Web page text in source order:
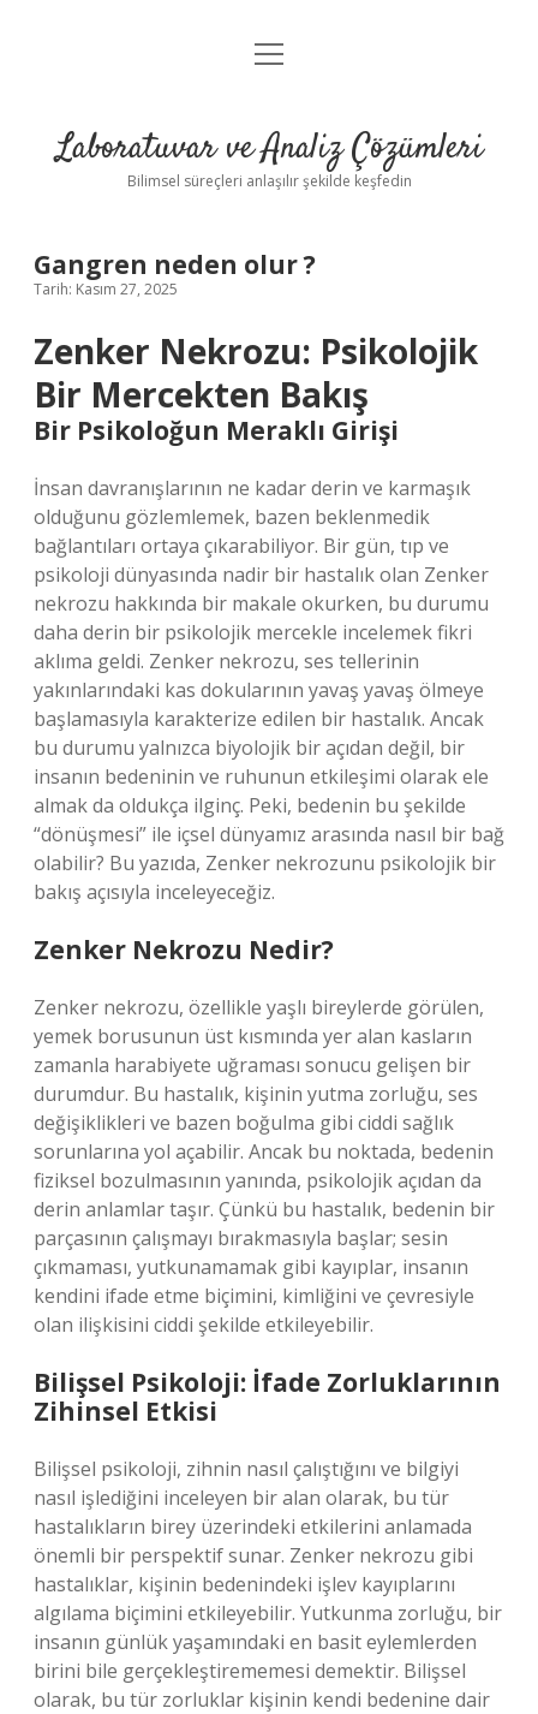
Anasayfa
Yasal Uyarı
menüyü
Laboratuvar ve Analiz Çözümleri
Bilimsel süreçleri anlaşılır şekilde keşfedin
Gangren neden olur ?
Tarih: Kasım 27, 2025
Zenker Nekrozu: Psikolojik
Bir Mercekten Bakış
Bir Psikoloğun Meraklı Girişi
İnsan davranışlarının ne kadar derin ve karmaşık
olduğunu gözlemlemek, bazen beklenmedik
bağlantıları ortaya çıkarabiliyor. Bir gün, tıp ve
psikoloji dünyasında nadir bir hastalık olan Zenker
nekrozu hakkında bir makale okurken, bu durumu
daha derin bir psikolojik mercekle incelemek fikri
aklıma geldi. Zenker nekrozu, ses tellerinin
yakınlarındaki kas dokularının yavaş yavaş ölmeye
başlamasıyla karakterize edilen bir hastalık. Ancak
bu durumu yalnızca biyolojik bir açıdan değil, bir
insanın bedeninin ve ruhunun etkileşimi olarak ele
almak da oldukça ilginç. Peki, bedenin bu şekilde
“dönüşmesi” ile içsel dünyamız arasında nasıl bir bağ
olabilir? Bu yazıda, Zenker nekrozunu psikolojik bir
bakış açısıyla inceleyeceğiz.
Zenker Nekrozu Nedir?
Zenker nekrozu, özellikle yaşlı bireylerde görülen,
yemek borusunun üst kısmında yer alan kasların
zamanla harabiyete uğraması sonucu gelişen bir
durumdur. Bu hastalık, kişinin yutma zorluğu, ses
değişiklikleri ve bazen boğulma gibi ciddi sağlık
sorunlarına yol açabilir. Ancak bu noktada, bedenin
fiziksel bozulmasının yanında, psikolojik açıdan da
derin anlamlar taşır. Çünkü bu hastalık, bedenin bir
parçasının çalışmayı bırakmasıyla başlar; sesin
çıkmaması, yutkunamamak gibi kayıplar, insanın
kendini ifade etme biçimini, kimliğini ve çevresiyle
olan ilişkisini ciddi şekilde etkileyebilir.
Bilişsel Psikoloji: İfade Zorluklarının
Zihinsel Etkisi
Bilişsel psikoloji, zihnin nasıl çalıştığını ve bilgiyi
nasıl işlediğini inceleyen bir alan olarak, bu tür
hastalıkların birey üzerindeki etkilerini anlamada
önemli bir perspektif sunar. Zenker nekrozu gibi
hastalıklar, kişinin bedenindeki işlev kayıplarını
algılama biçimini etkileyebilir. Yutkunma zorluğu, bir
insanın günlük yaşamındaki en basit eylemlerden
birini bile gerçekleştirememesi demektir. Bilişsel
olarak, bu tür zorluklar kişinin kendi bedenine dair